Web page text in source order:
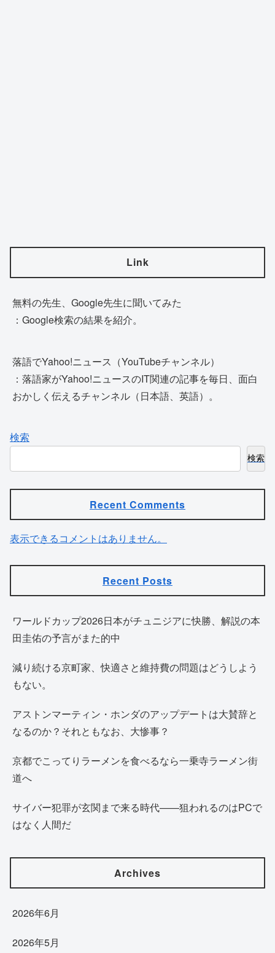
Link
無料の先生、Google先生に聞いてみた
：Google検索の結果を紹介。
落語でYahoo!ニュース（YouTubeチャンネル）
：落語家がYahoo!ニュースのIT関連の記事を毎日、面白
おかしく伝えるチャンネル（日本語、英語）。
検索
検索
Recent Comments
表示できるコメントはありません。
Recent Posts
ワールドカップ2026日本がチュニジアに快勝、解説の本
田圭佑の予言がまた的中
減り続ける京町家、快適さと維持費の問題はどうしよう
もない。
アストンマーティン・ホンダのアップデートは大賛辞と
なるのか？それともなお、大惨事？
京都でこってりラーメンを食べるなら一乗寺ラーメン街
道へ
サイバー犯罪が玄関まで来る時代——狙われるのはPCで
はなく人間だ
Archives
2026年6月
2026年5月